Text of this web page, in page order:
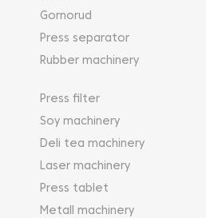
Gornorud
Press separator
Rubber machinery
Press filter
Soy machinery
Deli tea machinery
Laser machinery
Press tablet
Metall machinery